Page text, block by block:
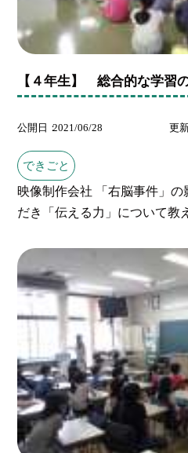
【４年生】 総合的な学習
公開日 2021/06/28 更
できごと
映像制作会社 「右脳事件」
だき「伝える力」について教